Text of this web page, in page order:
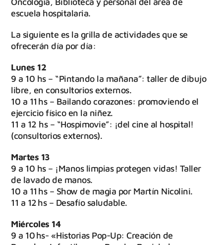
escuela hospitalaria.
La siguiente es la grilla de actividades que se
ofrecerán día por día:
Lunes 12
9 a 10 hs – “Pintando la mañana”: taller de dibujo
libre, en consultorios externos.
10 a 11 hs – Bailando corazones: promoviendo el
ejercicio físico en la niñez.
11 a 12 hs – “Hospimovie”: ¡del cine al hospital!
(consultorios externos).
Martes 13
9 a 10 hs – ¡Manos limpias protegen vidas! Taller
de lavado de manos.
10 a 11 hs – Show de magia por Martín Nicolini.
11 a 12 hs – Desafío saludable.
Miércoles 14
9 a 10 hs- «Historias Pop-Up: Creación de